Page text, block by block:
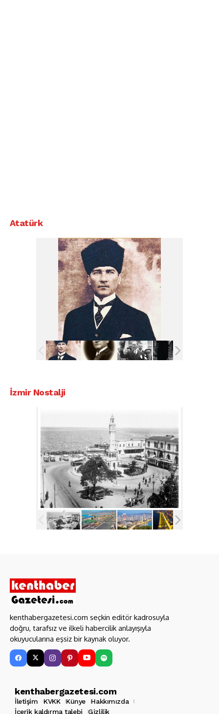
Atatürk
İzmir Nostalji
kenthabergazetesi.com seçkin editör kadrosuyla
doğru, tarafsız ve ilkeli habercilik anlayışıyla
okuyucularına eşsiz bir kaynak oluyor.
kenthabergazetesi.com
İletişim KVKK Künye
Hakkımızda
İçerik kaldırma talebi
Gizlilik